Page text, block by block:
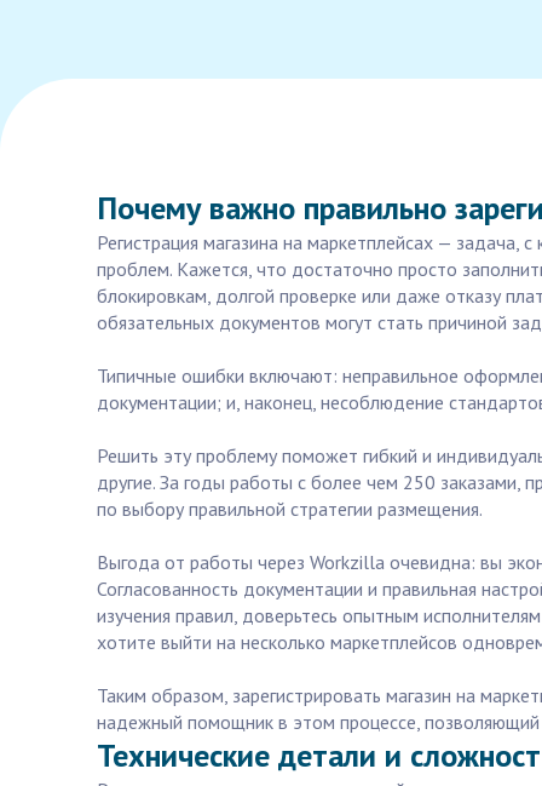
Почему важно правильно
Регистрация магазина на маркетплейсах —
проблем. Кажется, что достаточно просто
блокировкам, долгой проверке или даже отказу
обязательных документов могут стать причиной
Типичные ошибки включают: неправильное
документации; и, наконец, несоблюдение
Решить эту проблему поможет гибкий и
другие. За годы работы с более чем 250
по выбору правильной стратегии размещения.
Выгода от работы через Workzilla очевидна: вы
Согласованность документации и правильная
изучения правил, доверьтесь опытным
хотите выйти на несколько маркетплейсов
Таким образом, зарегистрировать магазин на
надежный помощник в этом процессе, позволяющий
Технические детали и